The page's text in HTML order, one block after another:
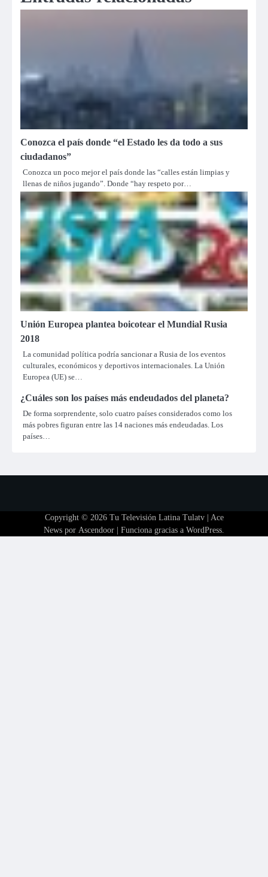
Conozca el país donde “el Estado les da todo a sus
ciudadanos”
Conozca un poco mejor el país donde las “calles están limpias y
llenas de niños jugando”. Donde “hay respeto por…
Unión Europea plantea boicotear el Mundial Rusia
2018
La comunidad política podría sancionar a Rusia de los eventos
culturales, económicos y deportivos internacionales. La Unión
Europea (UE) se…
¿Cuáles son los países más endeudados del planeta?
De forma sorprendente, solo cuatro países considerados como los
más pobres figuran entre las 14 naciones más endeudadas. Los
países…
Copyright © 2026 Tu Televisión Latina Tulatv| Ace
News por Ascendoor | Funciona gracias a WordPress.